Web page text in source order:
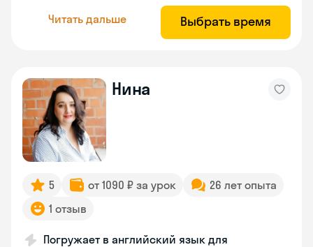
Читать дальше Выбрать время
Нина
5 от 1090 ₽ за урок
26 лет опыта
1 отзыв
Погружает в английский язык для